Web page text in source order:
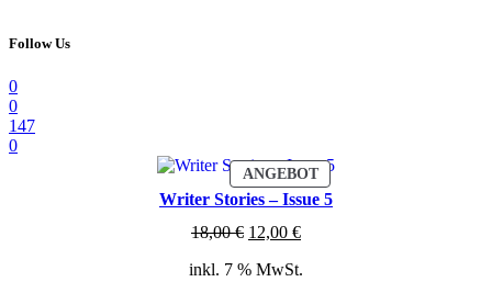
Follow Us
0
0
147
0
ANGEBOTPRODUKT
IM
ANGEBOT
Writer Stories – Issue 5
18,00€ Ursprünglicher
war:
12,00 €Aktueller
ist:
inkl. 7 % MwSt.